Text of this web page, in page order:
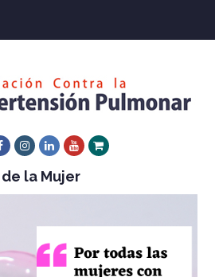
FacebookInstagram
LinkedInYoutube
Xing
la Mujer